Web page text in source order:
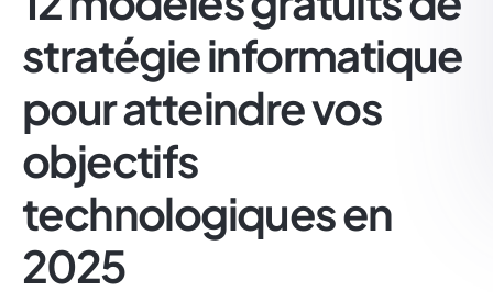
stratégie informatique
pour atteindre vos
objectifs
technologiques en
2025